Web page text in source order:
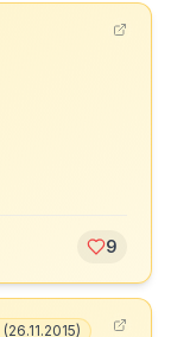
9
(26.11.2015)